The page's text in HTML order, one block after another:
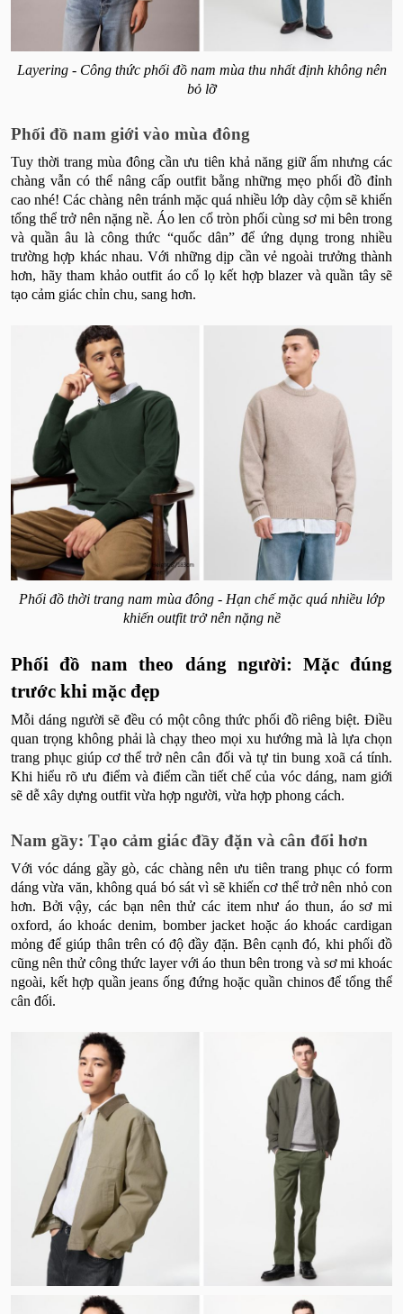
Layering - Công thức phối đồ nam mùa thu nhất định không nên
bỏ lỡ
Phối đồ nam giới vào mùa đông
Tuy thời trang mùa đông cần ưu tiên khả năng giữ ấm nhưng các
chàng vẫn có thể nâng cấp outfit bằng những mẹo phối đồ đỉnh
cao nhé! Các chàng nên tránh mặc quá nhiều lớp dày cộm sẽ khiến
tổng thể trở nên nặng nề. Áo len cổ tròn phối cùng sơ mi bên trong
và quần âu là công thức “quốc dân” để ứng dụng trong nhiều
trường hợp khác nhau. Với những dịp cần vẻ ngoài trưởng thành
hơn, hãy tham khảo outfit áo cổ lọ kết hợp blazer và quần tây sẽ
tạo cảm giác chỉn chu, sang hơn.
Phối đồ thời trang nam mùa đông - Hạn chế mặc quá nhiều lớp
khiến outfit trở nên nặng nề
Phối đồ nam theo dáng người: Mặc đúng
trước khi mặc đẹp
Mỗi dáng người sẽ đều có một công thức phối đồ riêng biệt. Điều
quan trọng không phải là chạy theo mọi xu hướng mà là lựa chọn
trang phục giúp cơ thể trở nên cân đối và tự tin bung xoã cá tính.
Khi hiểu rõ ưu điểm và điểm cần tiết chế của vóc dáng, nam giới
sẽ dễ xây dựng outfit vừa hợp người, vừa hợp phong cách.
Nam gầy: Tạo cảm giác đầy đặn và cân đối hơn
Với vóc dáng gầy gò, các chàng nên ưu tiên trang phục có form
dáng vừa văn, không quá bó sát vì sẽ khiến cơ thể trở nên nhỏ con
hơn. Bởi vậy, các bạn nên thử các item như áo thun, áo sơ mi
oxford, áo khoác denim, bomber jacket hoặc áo khoác cardigan
mỏng để giúp thân trên có độ đầy đặn. Bên cạnh đó, khi phối đồ
cũng nên thử công thức layer với áo thun bên trong và sơ mi khoác
ngoài, kết hợp quần jeans ống đứng hoặc quần chinos để tổng thể
cân đối.